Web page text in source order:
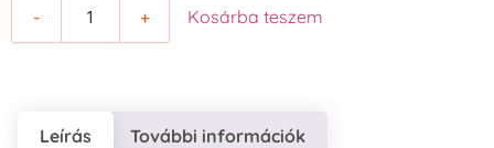
- + Kosárba teszem
Leírás További információk